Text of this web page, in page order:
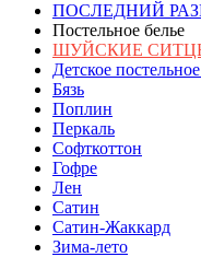
ПОСЛЕДНИЙ
Постельное белье
ШУЙСКИЕ
Детское
Бязь
Поплин
Перкаль
Софткоттон
Гофре
Лен
Сатин
Сатин-Жаккард
Зима-лето